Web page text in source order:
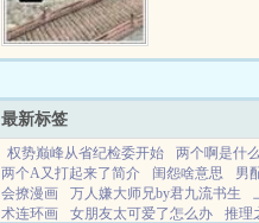
挂一样，随便
最新标签
权势巅峰从省纪检委开始 两个啊是什
两个A又打起来了简介
闺怨啥意思 男
会撩漫画
万人嫌大师兄by君九流书生
术连环画
女朋友太可爱了怎么办 推理